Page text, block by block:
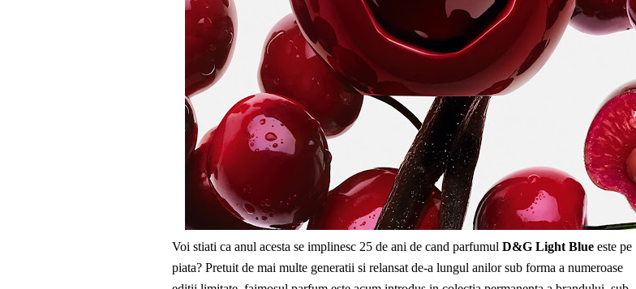
Voi stiati ca anul acesta se implinesc 25 de ani de cand parfumul D&G Light Blue este pe
piata? Pretuit de mai multe generatii si relansat de-a lungul anilor sub forma a numeroase